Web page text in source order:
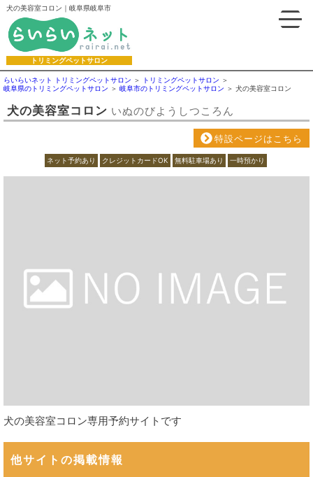
犬の美容室コロン｜岐阜県岐阜市
トリミングペットサロン
らいらいネット トリミングペットサロン
トリミングペットサロン
岐阜県のトリミングペットサロン
岐阜市のトリミングペットサロン 犬の美容室コロン
犬の美容室コロン いぬのびようしつころん
特設ページはこちら
ネット予約あり クレジットカードOK 無料駐車場あり 一時預かり
犬の美容室コロン専用予約サイトです
他サイトの掲載情報